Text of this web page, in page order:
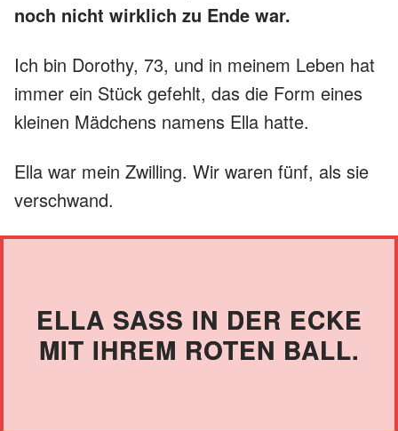
noch nicht wirklich zu Ende war.
Ich bin Dorothy, 73, und in meinem Leben hat
immer ein Stück gefehlt, das die Form eines
kleinen Mädchens namens Ella hatte.
Ella war mein Zwilling. Wir waren fünf, als sie
verschwand.
ELLA SASS IN DER ECKE M
IT IHREM ROTEN BALL.